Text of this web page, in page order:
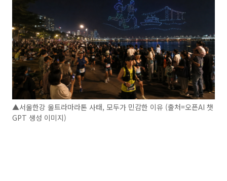
▲서울한강 울트라마라톤 사태, 모두가 민감한 이유 (출처=오픈AI 챗
GPT 생성 이미지)